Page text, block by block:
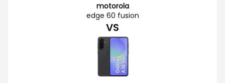
motorola
edge 60 fusion
VS